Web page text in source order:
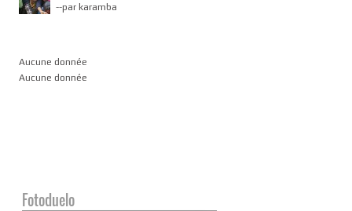
--par karamba
Aucune donnée
Aucune donnée
Fotoduelo